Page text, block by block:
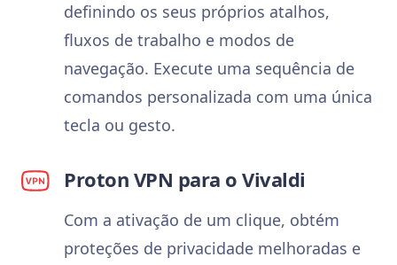
definindo os seus próprios atalhos,
fluxos de trabalho e modos de
navegação. Execute uma sequência de
comandos personalizada com uma única
tecla ou gesto.
Proton VPN para o Vivaldi
Com a ativação de um clique, obtém
proteções de privacidade melhoradas e